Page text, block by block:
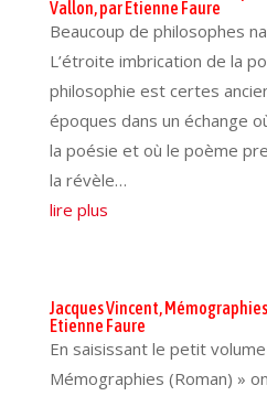
Vallon, par Etienne Faure
Beaucoup de philosophes
L’étroite imbrication de la
philosophie est certes
époques dans un échange
la poésie et où le poème
la révèle…
lire plus
Jacques Vincent,
Etienne Faure
En saisissant le petit
Mémographies (Roman) »